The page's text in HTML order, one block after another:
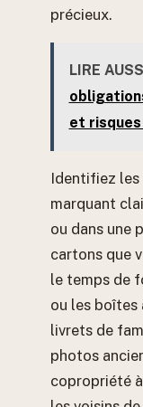
précieux.
LIRE AUSSI
et
Identifiez les
marquant
ou dans une
cartons que
le temps de
ou les boîtes
livrets de
photos
copropriété